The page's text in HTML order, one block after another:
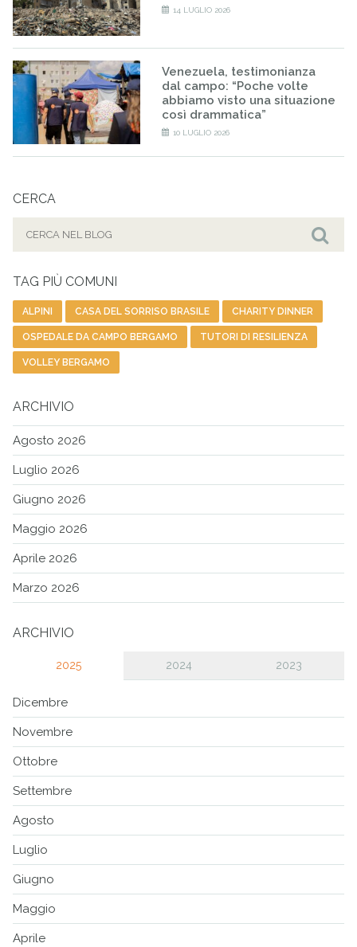
14 LUGLIO 2026
Venezuela, testimonianza
dal campo: “Poche volte
abbiamo visto una situazione
così drammatica”
10 LUGLIO 2026
CERCA
TAG PIÙ COMUNI
ALPINI CASA DEL SORRISO BRASILE CHARITY DINNER
OSPEDALE DA CAMPO BERGAMO TUTORI DI RESILIENZA
VOLLEY BERGAMO
ARCHIVIO
Agosto 2026
Luglio 2026
Giugno 2026
Maggio 2026
Aprile 2026
Marzo 2026
ARCHIVIO
2025 2024 2023
Dicembre
Novembre
Ottobre
Settembre
Agosto
Luglio
Giugno
Maggio
Aprile